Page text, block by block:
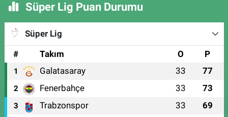
Süper Lig Puan Durumu
Süper Lig
#
Takım O P
1 Galatasaray 33 77
2 Fenerbahçe 33 73
3 Trabzonspor 33 69